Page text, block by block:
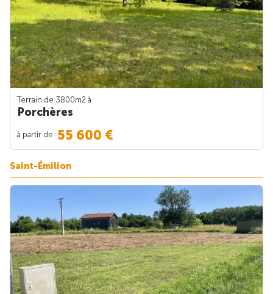
Terrain de 3800m2 à
Porchères
à partir de 55 600 €
Saint-Émilion